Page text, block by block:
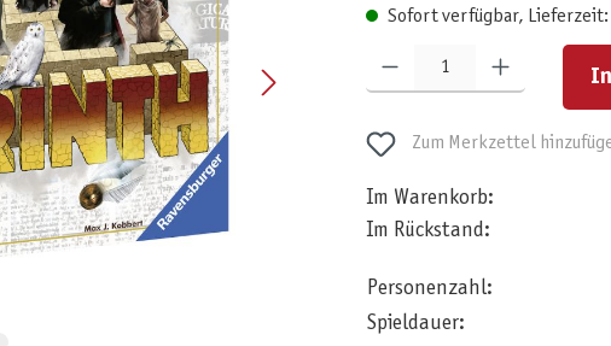
Sofort verfügbar, Lieferzeit:
Produkt Anzahl: Gib den gewünschten
Zum Merkzettel
Im Warenkorb:
Im Rückstand:
Personenzahl:
Spieldauer: